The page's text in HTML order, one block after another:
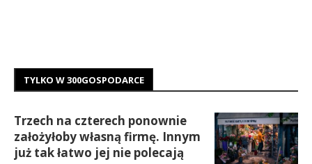
TYLKO W 300GOSPODARCE
Trzech na czterech ponownie
założyłoby własną firmę. Innym
już tak łatwo jej nie polecają